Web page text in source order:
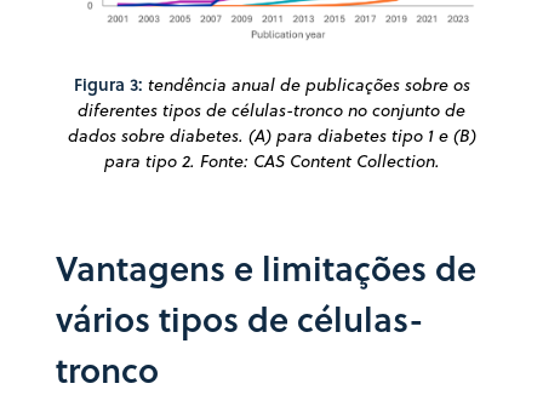
Figura 3: tendência anual de publicações sobre os
diferentes tipos de células-tronco no conjunto de
dados sobre diabetes. (A) para diabetes tipo 1 e (B)
para tipo 2. Fonte: CAS Content Collection.
Vantagens e limitações de
vários tipos de células-
tronco